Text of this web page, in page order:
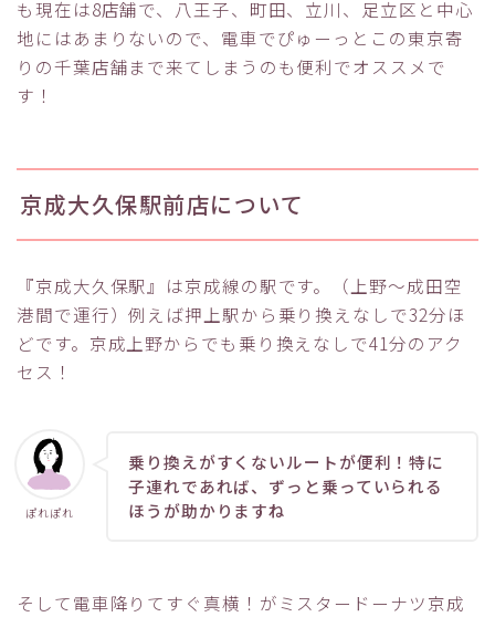
も現在は8店舗で、八王子、町田、立川、足立区と中心
地にはあまりないので、電車でぴゅーっとこの東京寄
りの千葉店舗まで来てしまうのも便利でオススメで
す！
京成大久保駅前店について
『京成大久保駅』は京成線の駅です。（上野～成田空
港間で運行）例えば押上駅から乗り換えなしで32分ほ
どです。京成上野からでも乗り換えなしで41分のアク
セス！
ぽれぽれ
乗り換えがすくないルートが便利！特に
子連れであれば、ずっと乗っていられる
ほうが助かりますね
そして電車降りてすぐ真横！がミスタードーナツ京成